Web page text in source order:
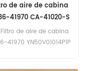
de aire de cabina
41970 CA-41020-S
YN50V01014P1P
PA30081
de aire de cabina
41970 YN50V01014P1P